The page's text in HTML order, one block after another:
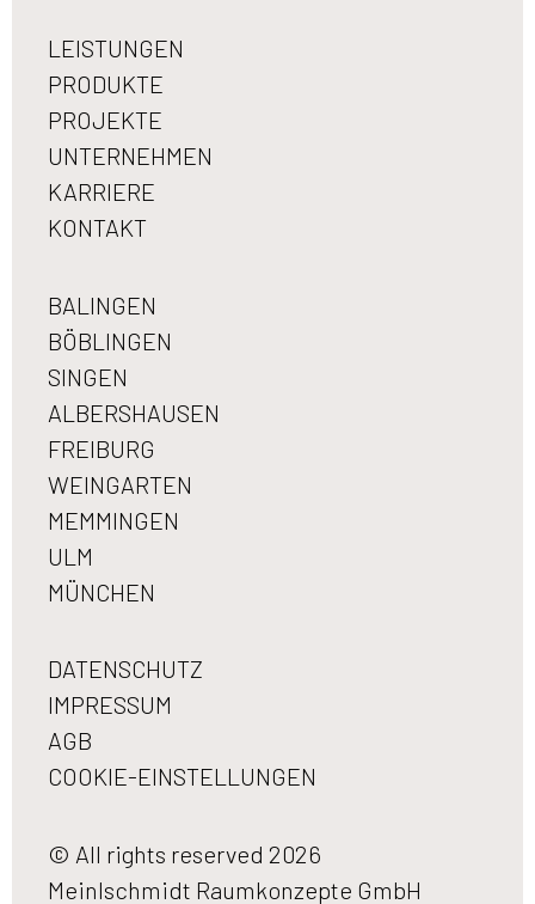
LEISTUNGEN
PRODUKTE
PROJEKTE
UNTERNEHMEN
KARRIERE
KONTAKT
BALINGEN
BÖBLINGEN
SINGEN
ALBERSHAUSEN
FREIBURG
WEINGARTEN
MEMMINGEN
ULM
MÜNCHEN
DATENSCHUTZ
IMPRESSUM
AGB
COOKIE-EINSTELLUNGEN
© All rights reserved 2026
Meinlschmidt Raumkonzepte GmbH